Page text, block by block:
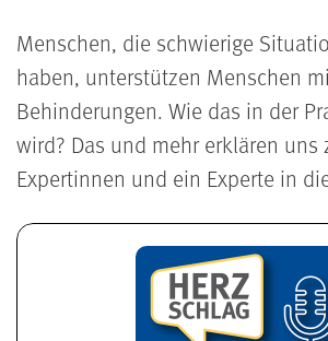
Menschen, die schwierige
haben, unterstützen Menschen
Behinderungen. Wie das in der
wird? Das und mehr erklären uns
Expertinnen und ein Experte in